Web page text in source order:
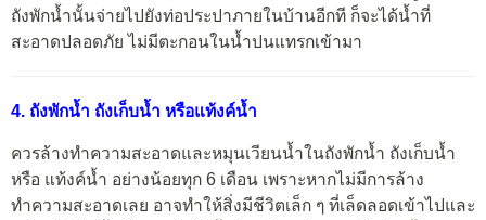
ถังพักน้ำนั้นจ่ายไปยังท่อประปาภายในบ้านอีกที ก็จะได้น้ำที่
สะอาดปลอดภัย ไม่มีตะกอนในน้ำปนแทรกเข้ามา
4. ถังพักน้ำ ถังเก็บน้ำ หรือแท้งค์น้ำ
ควรล้างทำความสะอาดและหมุนเวียนน้ำในถังพักน้ำ ถังเก็บน้ำ
หรือ แท้งค์น้ำ อย่างน้อยทุก 6 เดือน เพราะหากไม่มีการล้าง
ทำความสะอาดเลย อาจทำให้สิ่งมีชีวิตเล็ก ๆ ที่เล็ดลอดเข้าไปและ